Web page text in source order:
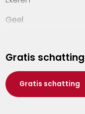
Geel
Hasselt
Heist-op-den-Berg
Herentals
Gratis
Gratis schatting